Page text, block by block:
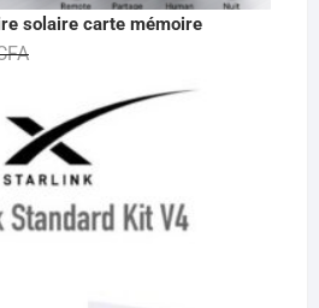
solaire carte mémoire
Le
était :
65.000 CFA.
Le
est :
55.000 CFA.